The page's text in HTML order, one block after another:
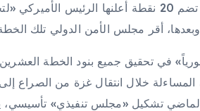
وجاء تشكيل «المجلس» برئاسة ترمب في إطار «خارطة طريق» تضم 20 نقطة أعلنها الرئيس
وبعدها، أقر مجلس الأمن الدولي تلك
في تحقيق جميع بنود الخطة
المساءلة خلال انتقال غزة من الصراع
الماضي تشكيل «مجلس تنفيذي»